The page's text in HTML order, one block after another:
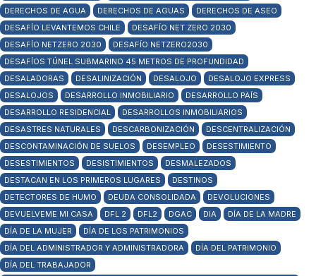
DERECHOS DE AGUA
DERECHOS DE AGUAS
DERECHOS DE ASEO
DESAFÍO LEVANTEMOS CHILE
DESAFÍO NET ZERO 2030
DESAFÍO NETZERO 2030
DESAFÍO NETZERO2030
DESAFÍOS TÚNEL SUBMARINO 45 METROS DE PROFUNDIDAD
DESALADORAS
DESALINIZACIÓN DESALOJO
DESALOJO EXPRESS
DESALOJOS
DESARROLLO INMOBILIARIO
DESARROLLO PAÍS
DESARROLLO RESIDENCIAL
DESARROLLOS INMOBILIARIOS
DESASTRES NATURALES
DESCARBONIZACIÓN
DESCENTRALIZACIÓN
DESCONTAMINACIÓN DE SUELOS
DESEMPLEO
DESESTIMIENTO
DESESTIMIENTOS
DESISTIMIENTOS
DESMALEZADOS
DESTACAN EN LOS PRIMEROS LUGARES
DESTINOS
DETECTORES DE HUMO
DEUDA CONSOLIDADA
DEVOLUCIONES
DEVUELVEME MI CASA
DFL 2 DFL2 DGAC DIA
DÍA DE LA MADRE
DÍA DE LA MUJER
DÍA DE LOS PATRIMONIOS
DÍA DEL ADMINISTRADOR Y ADMINISTRADORA
DÍA DEL PATRIMONIO
DÍA DEL TRABAJADOR